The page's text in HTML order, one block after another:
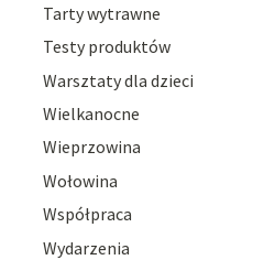
Tarty wytrawne
Testy produktów
Warsztaty dla dzieci
Wielkanocne
Wieprzowina
Wołowina
Współpraca
Wydarzenia